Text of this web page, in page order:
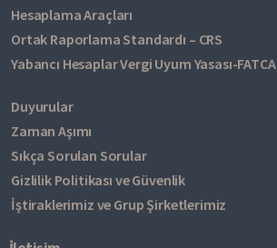
Hesaplama Araçları
Ortak Raporlama Standardı – CRS
Yabancı Hesaplar Vergi Uyum Yasası-FATCA
Duyurular
Zaman Aşımı
Sıkça Sorulan Sorular
Gizlilik Politikası ve Güvenlik
İştiraklerimiz ve Grup Şirketlerimiz